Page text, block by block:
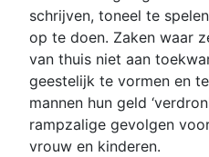
schrijven, toneel te
op te doen. Zaken waar
van thuis niet aan
geestelijk te vormen en
mannen hun geld
rampzalige gevolgen
vrouw en kinderen.